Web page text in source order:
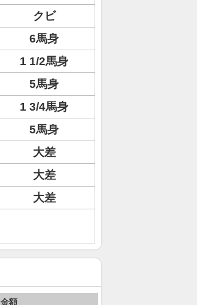
クビ
6馬身
1 1/2馬身
5馬身
1 3/4馬身
5馬身
大差
大差
大差
金額